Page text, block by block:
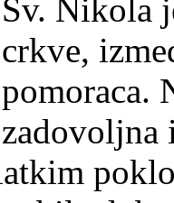
Sv. Nikola
crkve,
pomoraca.
zadovoljna